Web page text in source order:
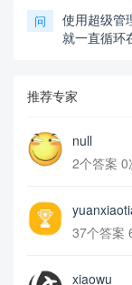
问
使用超级管
就一直循环
推荐专家
null
2个答案 0
37个答案
xiaowu